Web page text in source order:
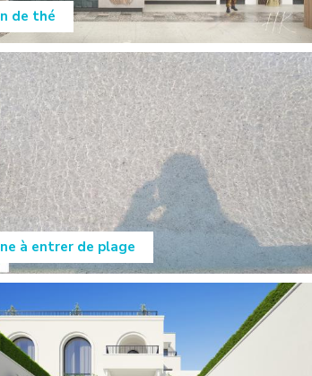
de thé
à entrer de plage